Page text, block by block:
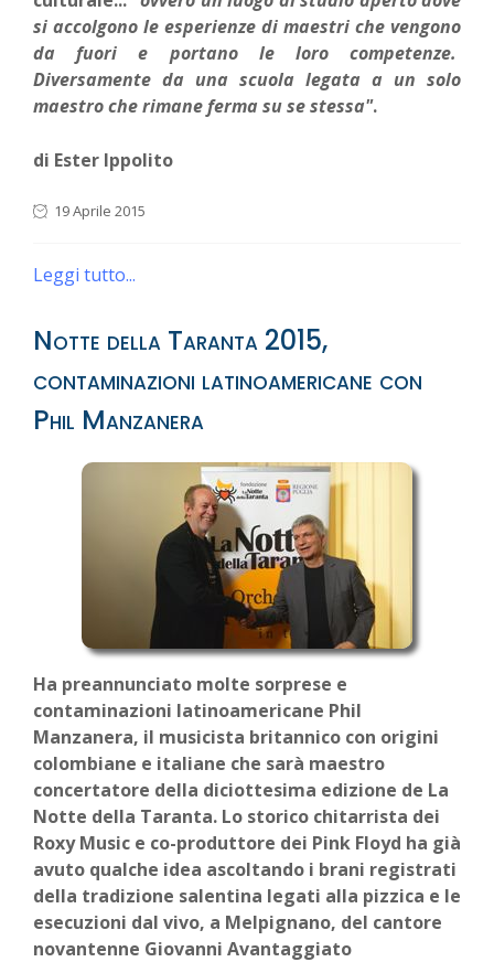
si accolgono le esperienze di maestri che vengono
da fuori e portano le loro competenze.
Diversamente da una scuola legata a un solo
maestro che rimane ferma su se stessa".
di Ester Ippolito
19 Aprile 2015
Leggi tutto...
Notte della Taranta 2015,
contaminazioni latinoamericane con
Phil Manzanera
Ha preannunciato molte sorprese e
contaminazioni latinoamericane Phil
Manzanera, il musicista britannico con origini
colombiane e italiane che sarà maestro
concertatore della diciottesima edizione de La
Notte della Taranta. Lo storico chitarrista dei
Roxy Music e co-produttore dei Pink Floyd ha già
avuto qualche idea ascoltando i brani registrati
della tradizione salentina legati alla pizzica e le
esecuzioni dal vivo, a Melpignano, del cantore
novantenne Giovanni Avantaggiato